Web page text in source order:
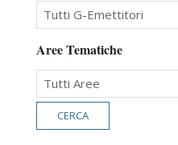
Aree Tematiche